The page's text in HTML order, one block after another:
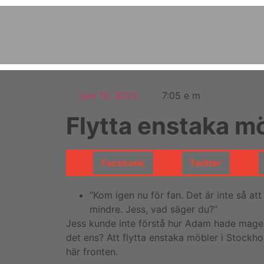
juni 19, 2023 7:05 e m
Flytta enstaka
Facebook Twitter
”Kom igen nu för fan. Det är inte så
mindre. Jess, vad säger du?”
Jess kunde inte förstå hur Adam hade
det ens? Att flytta enstaka möbler i
här fronten.